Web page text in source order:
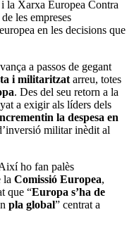
la Xarxa Europea Contra
les empreses
en les decisions que
a passos de gegant
i militaritzat arreu, totes
. Des del seu retorn a la
a exigir als líders dels
la despesa en
militar inèdit al
ho fan palès
la Comissió Europea,
que “Europa s’ha de
pla global” centrat a